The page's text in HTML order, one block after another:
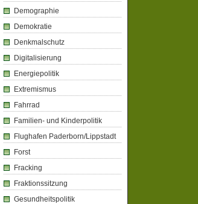
Demographie
Demokratie
Denkmalschutz
Digitalisierung
Energiepolitik
Extremismus
Fahrrad
Familien- und Kinderpolitik
Flughafen Paderborn/Lippstadt
Forst
Fracking
Fraktionssitzung
Gesundheitspolitik